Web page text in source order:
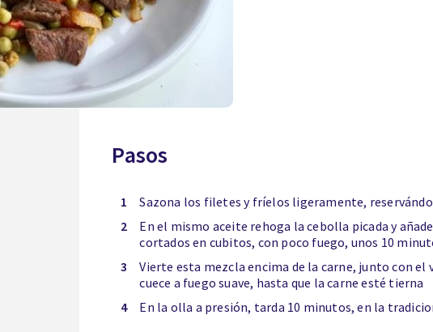
Pasos
1
Sazona los filetes y fríelos ligeramente,
2
En el mismo aceite rehoga la cebolla picada y
cortados en cubitos, con poco fuego, unos 10
3
Vierte esta mezcla encima de la carne, junto con el
cuece a fuego suave, hasta que la carne esté tierna
4
En la olla a presión, tarda 10 minutos, en la